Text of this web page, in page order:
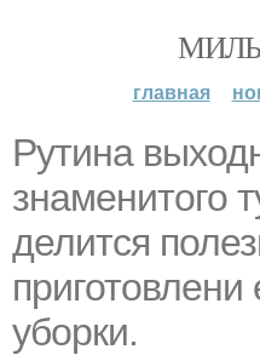
главная
Рутина
знаменитого
делится
уборки.